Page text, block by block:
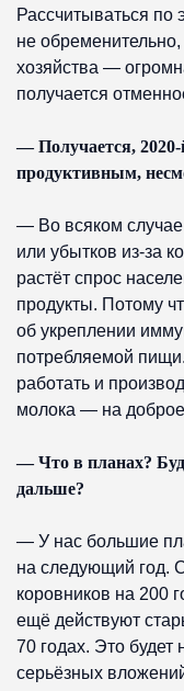
Рассчитываться по
не
хозяйства —
получается
— Получается,
продуктивным,
— Во всяком
или убытков из-за
растёт спрос
продукты. Потому
об укреплении
потребляемой
работать и
молока — на
— Что в планах?
дальше?
— У нас большие
на следующий год.
коровников на 200
ещё действуют
70 годах. Это будет
серьёзных